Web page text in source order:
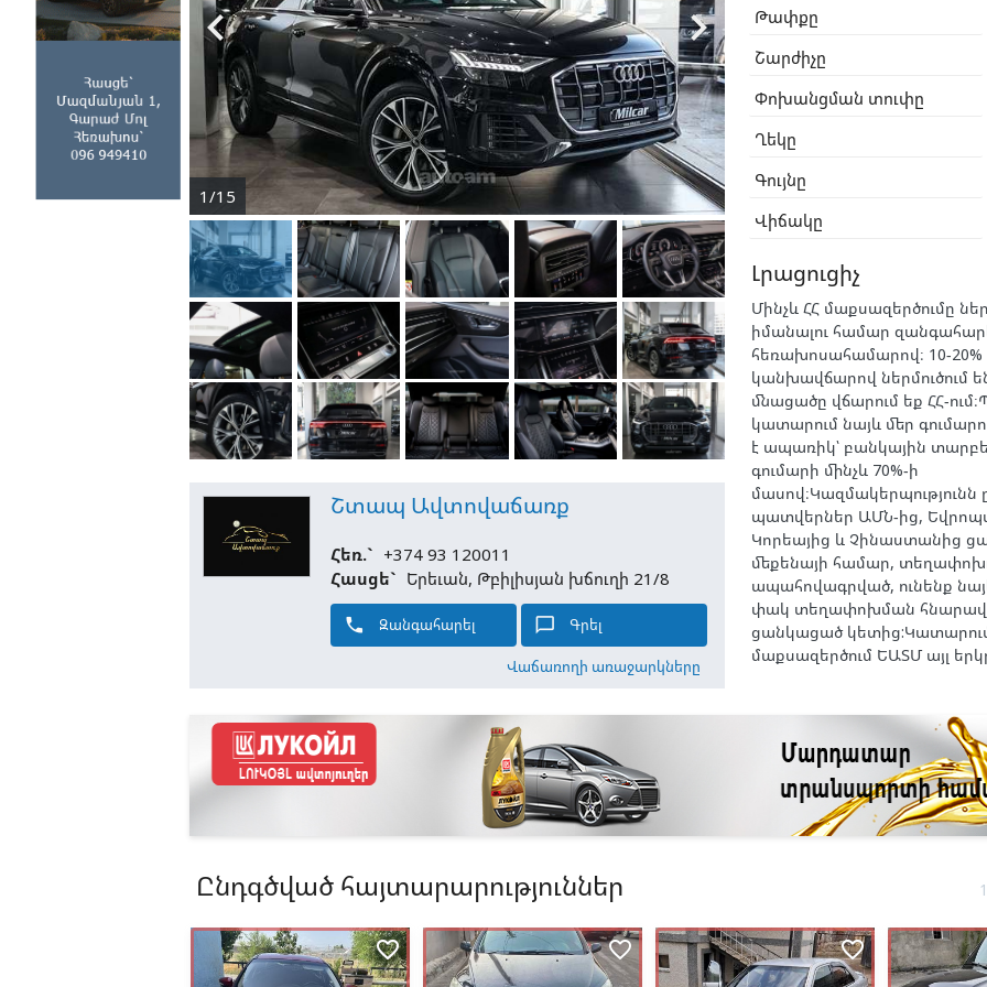
1/15
 
Շտապ Ավտովաճառք
Հեռ.` +374 93 120011
Հասցե` Երեւան, Թբիլիսյան խճուղի 21/8
phone Զանգահարել chat_bubble_outline Գրել
Վաճառողի առաջարկները
Թափքը
Շարժիչը
Փոխանցման տուփը
Ղեկը
Գույնը
Վիճակը
Լրացուցիչ
Մինչև ՀՀ մաքսազերծումը
իմանալու համար
հեռախոսահամարով։ 10-20%
կանխավճարով ներմուծում
մնացածը վճարում եք ՀՀ-
կատարում նայև մեր
է ապառիկ՝ բանկային
գումարի մինչև 70%-ի
մասով։Կազմակերպությունն
պատվերներ ԱՄՆ-ից,
Կորեայից և Չինաստանից
մեքենայի համար,
ապահովագրված, ունենք
փակ տեղափոխման
ցանկացած
մաքսազերծում ԵԱՏՄ այլ
Ընդգծված հայտարարություններ
favorite_border favorite_border favorite_border